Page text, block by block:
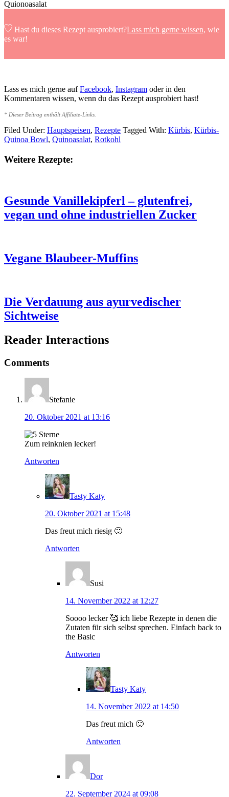
Quionoasalat
Hast du dieses Rezept ausprobiert?Lass mich gerne wissen, wie
es war!
Lass es mich gerne aufFacebook, Instagram oder in den
Kommentaren wissen, wenn du das Rezept ausprobiert hast!
* Dieser Beitrag enthält Affiliate-Links.
Filed Under: Hauptspeisen, Rezepte Tagged With: Kürbis, Kürbis-
Quinoa Bowl, Quinoasalat, Rotkohl
Weitere Rezepte:
Gesunde Vanillekipferl – glutenfrei,
vegan und ohne industriellen Zucker
Vegane Blaubeer-Muffins
Die Verdauung aus ayurvedischer
Sichtweise
Reader Interactions
Comments
Stefanie
20. Oktober 2021 at 13:16
Zum reinknien lecker!
Antworten
Tasty Katy
20. Oktober 2021 at 15:48
Das freut mich riesig 🙂
Antworten
Susi
14. November 2022 at 12:27
Soooo lecker 🥰 ich liebe Rezepte in denen die
Zutaten für sich selbst sprechen. Einfach back to
the Basic
Antworten
Tasty Katy
14. November 2022 at 14:50
Das freut mich 🙂
Antworten
Dor
22. September 2024 at 09:08